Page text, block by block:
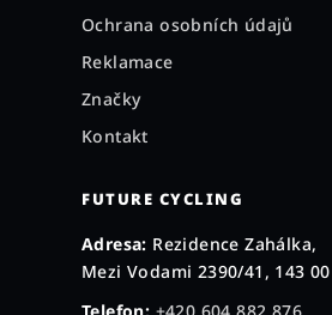
Ochrana osobních údajů
Reklamace
Značky
Kontakt
FUTURE CYCLING
Adresa: Rezidence Zahálka,
Mezi Vodami 2390/41, 143
Telefon: +420 604 882 876